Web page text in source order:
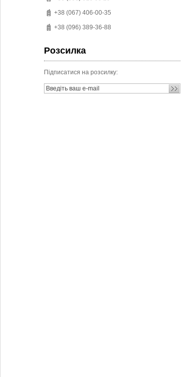
+38 (067) 406-00-35
+38 (096) 389-36-88
Розсилка
Підписатися на розсилку: